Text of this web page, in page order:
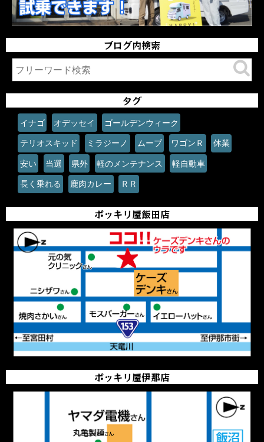
ブログ内検索
タグ
イナゴ オデッセイ ゴールデンウィーク
テリオスキッド ミラジーノ ムーブ ワゴンＲ 休業
安い 当選 県外 軽のメンテナンス 軽自動車
長く乗れる 鹿肉カレー ＲＲ
ポッキリ屋飯田店
ポッキリ屋伊那店